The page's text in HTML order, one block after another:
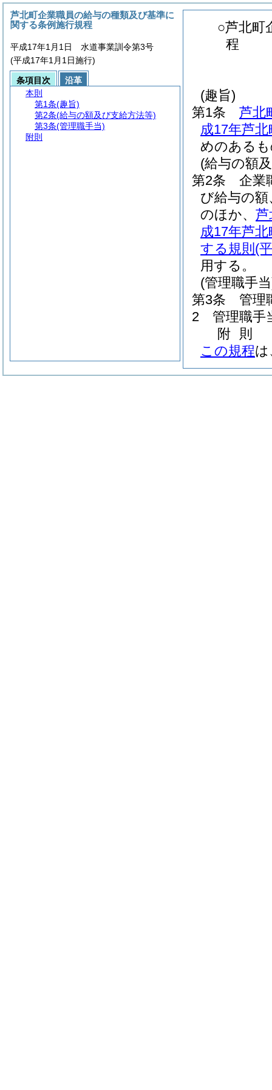
○芦北町
程
(趣旨)
第1条
芦北
成17年芦
めのある
(給与の額
第2条
企業
び給与の
のほか、 芦
成17年芦
する規則 (
用する。
(管理職手
第3条
管理
2
管理職手
附 則
この規程は
芦北町企業職員の給与の種類及び基準に
関する条例施行規程
平成17年1月1日 水道事業訓令第3号
(平成17年1月1日施行)
条項目次
沿革
本則
第1条(趣旨)
第2条(給与の額及び支給方法等)
第3条(管理職手当)
附則